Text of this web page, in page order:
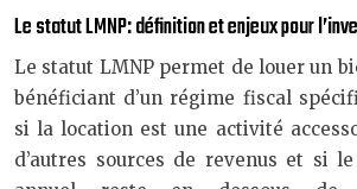
Le statut LMNP: définition et enjeux pour
Le statut LMNP permet de louer un
bénéficiant d’un régime fiscal
si la location est une activité
d’autres sources de revenus et si